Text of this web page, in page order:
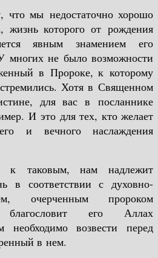
мы недостаточно хорошо
жизнь которого от рождения
явным знамением его
многих не было возможности
в Пророке, к которому
Хотя в Священном
для вас в посланнике
И это для тех, кто желает
и вечного наслаждения
к таковым, нам надлежит
в соответствии с духовно-
очерченным пророком
его Аллах
необходимо возвести перед
в нем.